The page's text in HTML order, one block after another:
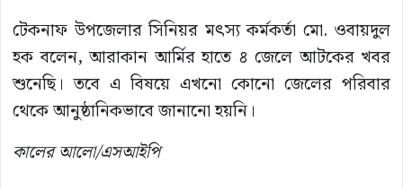
টেকনাফ উপজেলার সিনিয়র মৎস্য কর্মকর্তা মো. ওবায়দুল
হক বলেন, আরাকান আর্মির হাতে ৪ জেলে আটকের খবর
শুনেছি। তবে এ বিষয়ে এখনো কোনো জেলের পরিবার
থেকে আনুষ্ঠানিকভাবে জানানো হয়নি।
কালের আলো/এসআইপি